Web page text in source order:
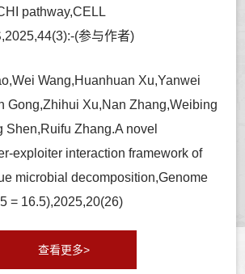
pathway,CELL
(参与作者)
Wang,Huanhuan Xu,Yanwei
Gong,Zhihui Xu,Nan Zhang,Weibing
Shen,Ruifu Zhang.A novel
exploiter interaction framework of
microbial decomposition,Genome
= 16.5),2025,20(26)
查看更多>